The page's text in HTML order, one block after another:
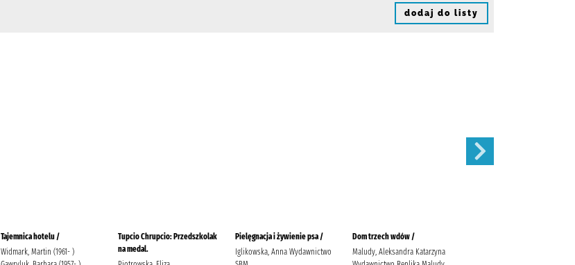
dodaj do listy
Tajemnica hotelu /
Widmark, Martin (1961- )
Tupcio Chrupcio: Przedszkolak
na medal.
Pielęgnacja i żywienie psa /
Iglikowska, Anna Wydawnictwo
Dom trzech wdów /
Maludy, Aleksandra Katarzyna